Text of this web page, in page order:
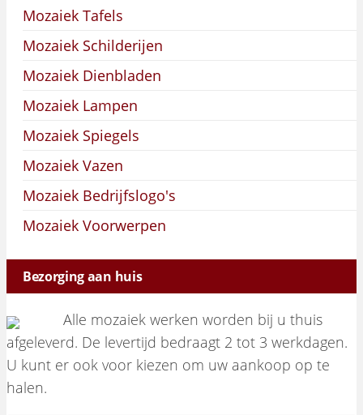
Mozaiek Tafels
Mozaiek Schilderijen
Mozaiek Dienbladen
Mozaiek Lampen
Mozaiek Spiegels
Mozaiek Vazen
Mozaiek Bedrijfslogo's
Mozaiek Voorwerpen
Bezorging aan huis
Alle mozaiek werken worden bij u thuis
afgeleverd. De levertijd bedraagt 2 tot 3 werkdagen.
U kunt er ook voor kiezen om uw aankoop op te
halen.